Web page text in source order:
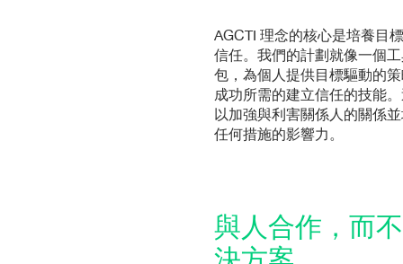
AGCTI 理念的核心是培養目
信任。我們的計劃就像一個
包，為個人提供目標驅動的
成功所需的建立信任的技能
以加強與利害關係人的關係
任何措施的影響力。
與人合作，而